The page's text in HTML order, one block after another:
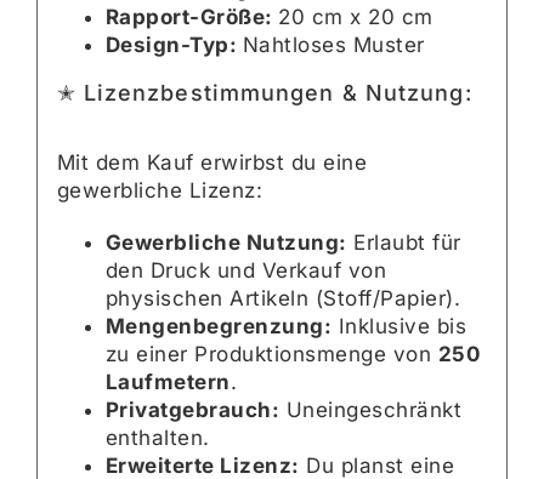
Rapport-Größe: 20 cm x 20 cm
Design-Typ: Nahtloses Muster
✭ Lizenzbestimmungen & Nutzung:
Mit dem Kauf erwirbst du eine
gewerbliche Lizenz:
Gewerbliche Nutzung: Erlaubt für
den Druck und Verkauf von
physischen Artikeln (Stoff/Papier).
Mengenbegrenzung: Inklusive bis
zu einer Produktionsmenge von 250
Laufmetern.
Privatgebrauch: Uneingeschränkt
enthalten.
Erweiterte Lizenz: Du planst eine